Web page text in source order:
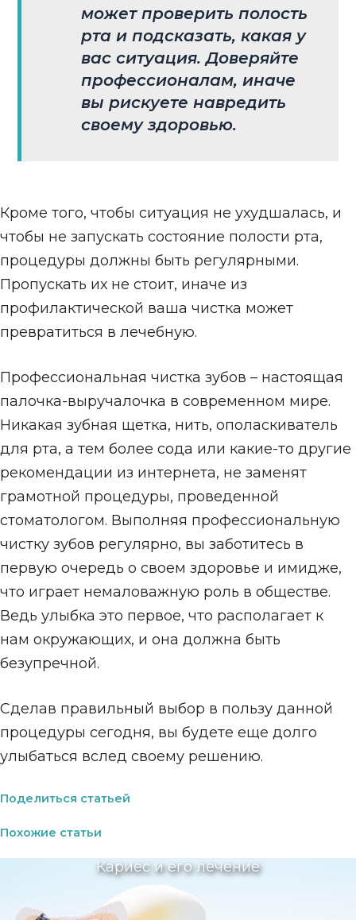
может проверить полость
рта и подсказать, какая у
вас ситуация. Доверяйте
профессионалам, иначе
вы рискуете навредить
своему здоровью.
Кроме того, чтобы ситуация не ухудшалась, и
чтобы не запускать состояние полости рта,
процедуры должны быть регулярными.
Пропускать их не стоит, иначе из
профилактической ваша чистка может
превратиться в лечебную.
Профессиональная чистка зубов – настоящая
палочка-выручалочка в современном мире.
Никакая зубная щетка, нить, ополаскиватель
для рта, а тем более сода или какие-то другие
рекомендации из интернета, не заменят
грамотной процедуры, проведенной
стоматологом. Выполняя профессиональную
чистку зубов регулярно, вы заботитесь в
первую очередь о своем здоровье и имидже,
что играет немаловажную роль в обществе.
Ведь улыбка это первое, что располагает к
нам окружающих, и она должна быть
безупречной.
Сделав правильный выбор в пользу данной
процедуры сегодня, вы будете еще долго
улыбаться вслед своему решению.
Поделиться статьей
Похожие статьи
Кариес и его лечение